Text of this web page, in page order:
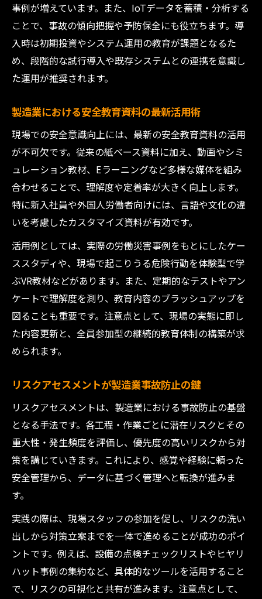
事例が増えています。また、IoTデータを蓄積・分析する
ことで、事故の傾向把握や予防保全にも役立ちます。導
入時は初期投資やシステム運用の教育が課題となるた
め、段階的な試行導入や既存システムとの連携を意識し
た運用が推奨されます。
製造業における安全教育資料の最新活用術
現場での安全意識向上には、最新の安全教育資料の活用
が不可欠です。従来の紙ベース資料に加え、動画やシミ
ュレーション教材、Eラーニングなど多様な媒体を組み
合わせることで、理解度や定着率が大きく向上します。
特に新入社員や外国人労働者向けには、言語や文化の違
いを考慮したカスタマイズ資料が有効です。
活用例としては、実際の労働災害事例をもとにしたケー
ススタディや、現場で起こりうる危険行動を体験型で学
ぶVR教材などがあります。また、定期的なテストやアン
ケートで理解度を測り、教育内容のブラッシュアップを
図ることも重要です。注意点として、現場の実態に即し
た内容更新と、全員参加型の継続的教育体制の構築が求
められます。
リスクアセスメントが製造業事故防止の鍵
リスクアセスメントは、製造業における事故防止の基盤
となる手法です。各工程・作業ごとに潜在リスクとその
重大性・発生頻度を評価し、優先度の高いリスクから対
策を講じていきます。これにより、感覚や経験に頼った
安全管理から、データに基づく管理へと転換が進みま
す。
実践の際は、現場スタッフの参加を促し、リスクの洗い
出しから対策立案までを一体で進めることが成功のポイ
ントです。例えば、設備の点検チェックリストやヒヤリ
ハット事例の集約など、具体的なツールを活用すること
で、リスクの可視化と共有が進みます。注意点として、